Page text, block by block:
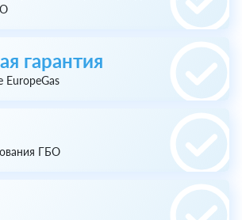
гарантия
EuropeGas
ГБО